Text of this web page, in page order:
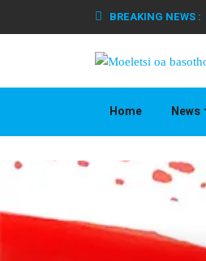
BREAKING NEWS :
Home News